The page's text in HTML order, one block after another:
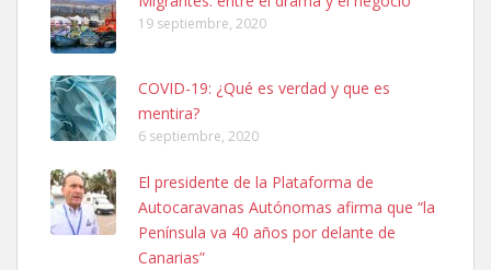
SHIBA PERDIDO AVDA JOSE MESA Y LOPEZ
PERRO MACHO RAZA SHIBA CON MICROCHIP PERDIDO HOY
06/07/2025 ZONA MESA Y LOPEZ. ES MUY ASUSTADIZO
Leales.org » Gran Canaria
6.7.2025
19 septiembre, 2020
COVID-19: ¿Qué es verdad y que es
mentira?
6 septiembre, 2020
El presidente de la Plataforma de
Autocaravanas Autónomas afirma que “la
Península va 40 años por delante de
Canarias”